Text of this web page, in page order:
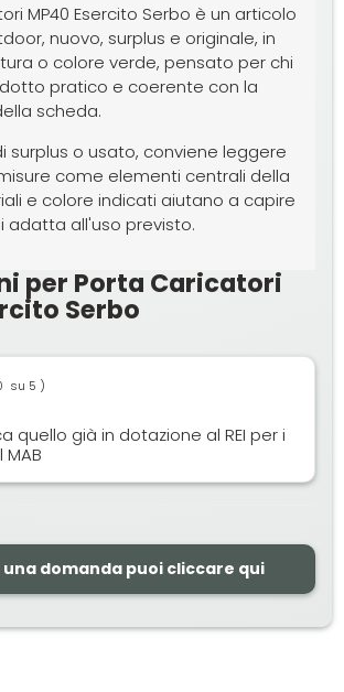
MP40 Esercito Serbo è un articolo
nuovo, surplus e originale, in
o colore verde, pensato per chi
pratico e coerente con la
scheda.
surplus o usato, conviene leggere
come elementi centrali della
e colore indicati aiutano a capire
adatta all'uso previsto.
per Porta Caricatori
Serbo
su 5 )
quello già in dotazione al REI per i
una domanda puoi cliccare qui